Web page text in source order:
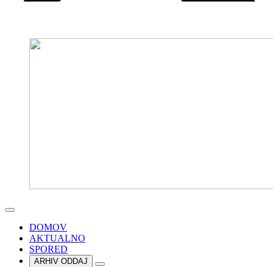
DOMOV
AKTUALNO
SPORED
ARHIV ODDAJ